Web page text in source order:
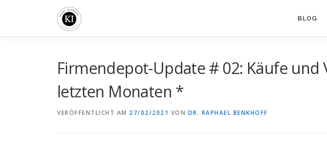
BLOG
Firmendepot-Update # 02: Käufe und
letzten Monaten *
VERÖFFENTLICHT AM 27/02/2021 VON DR. RAPHAEL BENKHOFF